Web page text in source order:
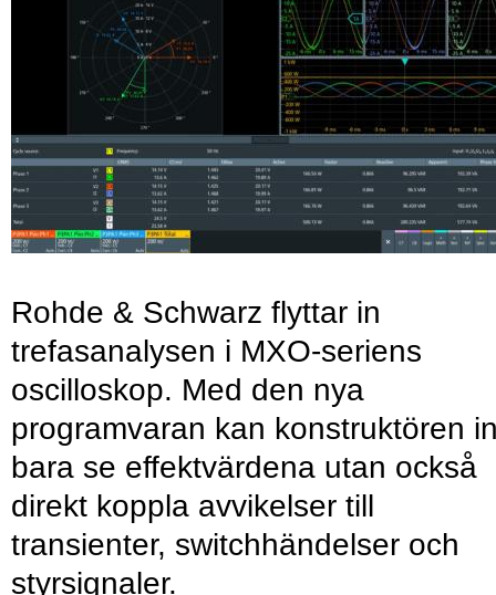
Rohde & Schwarz flyttar in
trefasanalysen i MXO-seriens
oscilloskop. Med den nya
programvaran kan konstruktören
bara se effektvärdena utan också
direkt koppla avvikelser till
transienter, switchhändelser och
styrsignaler.